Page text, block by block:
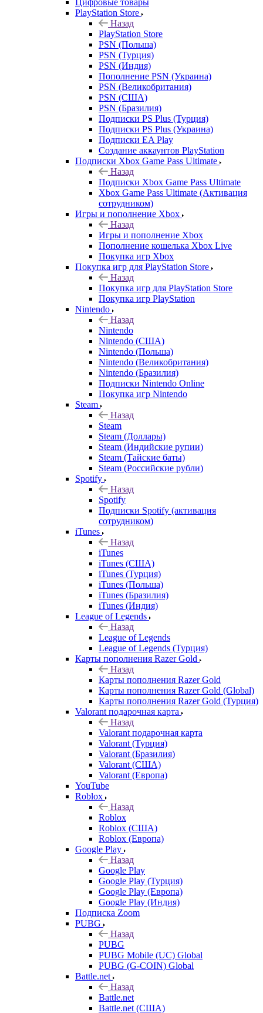
Цифровые товары
PlayStation Store
Назад
PlayStation Store
PSN (Польша)
PSN (Турция)
PSN (Индия)
Пополнение PSN (Украина)
PSN (Великобритания)
PSN (США)
PSN (Бразилия)
Подписки PS Plus (Турция)
Подписки PS Plus (Украина)
Подписки EA Play
Создание аккаунтов PlayStation
Подписки Xbox Game Pass Ultimate
Назад
Подписки Xbox Game Pass Ultimate
Xbox Game Pass Ultimate (Активация
сотрудником)
Игры и пополнение Xbox
Назад
Игры и пополнение Xbox
Пополнение кошелька Xbox Live
Покупка игр Xbox
Покупка игр для PlayStation Store
Назад
Покупка игр для PlayStation Store
Покупка игр PlayStation
Nintendo
Назад
Nintendo
Nintendo (США)
Nintendo (Польша)
Nintendo (Великобритания)
Nintendo (Бразилия)
Подписки Nintendo Online
Покупка игр Nintendo
Steam
Назад
Steam
Steam (Доллары)
Steam (Индийские рупии)
Steam (Тайские баты)
Steam (Российские рубли)
Spotify
Назад
Spotify
Подписки Spotify (активация
сотрудником)
iTunes
Назад
iTunes
iTunes (США)
iTunes (Турция)
iTunes (Польша)
iTunes (Бразилия)
iTunes (Индия)
League of Legends
Назад
League of Legends
League of Legends (Турция)
Карты пополнения Razer Gold
Назад
Карты пополнения Razer Gold
Карты пополнения Razer Gold (Global)
Карты пополнения Razer Gold (Турция)
Valorant подарочная карта
Назад
Valorant подарочная карта
Valorant (Турция)
Valorant (Бразилия)
Valorant (США)
Valorant (Европа)
YouTube
Roblox
Назад
Roblox
Roblox (США)
Roblox (Европа)
Google Play
Назад
Google Play
Google Play (Турция)
Google Play (Европа)
Google Play (Индия)
Подписка Zoom
PUBG
Назад
PUBG
PUBG Mobile (UC) Global
PUBG (G-COIN) Global
Battle.net
Назад
Battle.net
Battle.net (США)